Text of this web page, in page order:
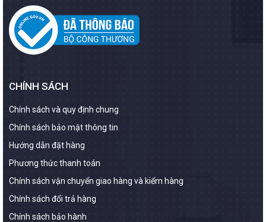
CHÍNH SÁCH
Chính sách và quy định chung
Chính sách bảo mật thông tin
Hướng dẫn đặt hàng
Phương thức thanh toán
Chính sách vận chuyển giao hàng và kiểm hàng
Chính sách đổi trả hàng
Chính sách bảo hành